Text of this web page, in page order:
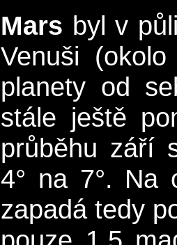
Mars byl v
Venuši
planety od
stále ještě
průběhu září
4° na 7°. Na
zapadá tedy